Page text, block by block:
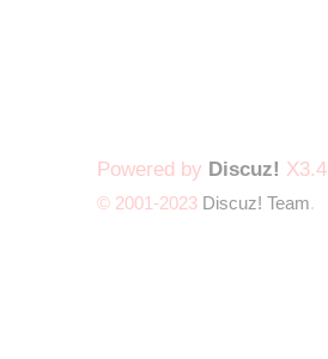
Powered by Discuz! X3.4
© 2001-2023 Discuz! Team.